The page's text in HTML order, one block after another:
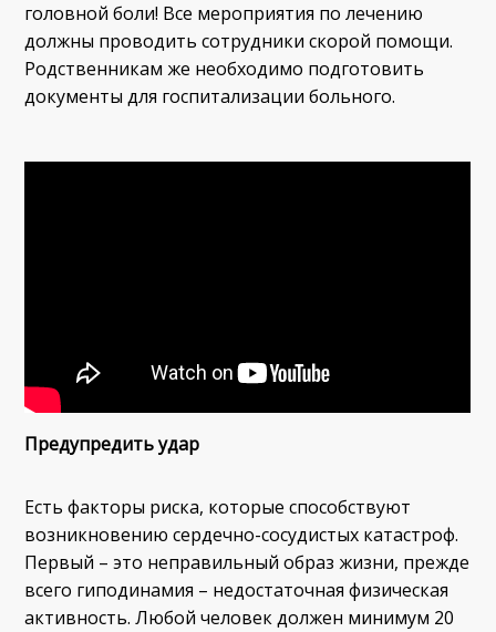
головной боли! Все мероприятия по лечению
должны проводить сотрудники скорой помощи.
Родственникам же необходимо подготовить
документы для госпитализации больного.
Предупредить удар
Есть факторы риска, которые способствуют
возникновению сердечно-сосудистых катастроф.
Первый – это неправильный образ жизни, прежде
всего гиподинамия – недостаточная физическая
активность. Любой человек должен минимум 20